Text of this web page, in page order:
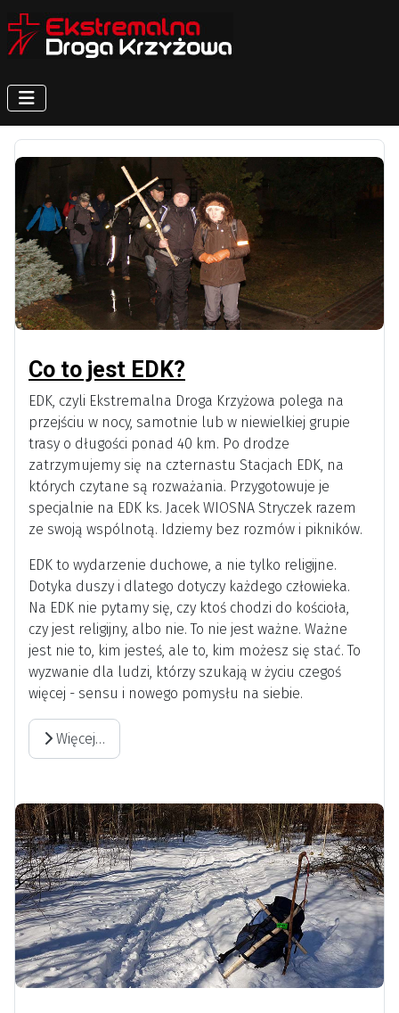
Co to jest EDK?
EDK, czyli Ekstremalna Droga Krzyżowa polega na
przejściu w nocy, samotnie lub w niewielkiej grupie
trasy o długości ponad 40 km. Po drodze
zatrzymujemy się na czternastu Stacjach EDK, na
których czytane są rozważania. Przygotowuje je
specjalnie na EDK ks. Jacek WIOSNA Stryczek razem
ze swoją wspólnotą. Idziemy bez rozmów i pikników.
EDK to wydarzenie duchowe, a nie tylko religijne.
Dotyka duszy i dlatego dotyczy każdego człowieka.
Na EDK nie pytamy się, czy ktoś chodzi do kościoła,
czy jest religijny, albo nie. To nie jest ważne. Ważne
jest nie to, kim jesteś, ale to, kim możesz się stać. To
wyzwanie dla ludzi, którzy szukają w życiu czegoś
więcej - sensu i nowego pomysłu na siebie.
Więcej…